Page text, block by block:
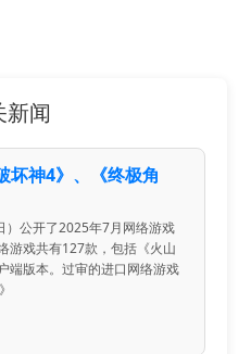
新闻
坏神4》、《终极角
）公开了2025年7月网络游戏
游戏共有127款，包括《火山
端版本。过审的进口网络游戏